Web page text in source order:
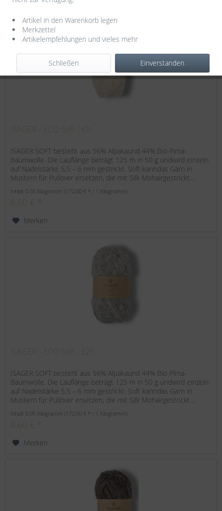
ISAGER SOFT besteht aus 56% Alpakaund 44% Bio-Pima-
Baumwolle. Die Lauflänge beträgt 125 m in 50 g undwird einzeln
auf Nadelstärke 5,5 – 6 mm gestrickt. Soft kanndas Garn in
Mustern für Pullover ersetzen, die mit Silk Mohairgestrickt...
Inhalt 0.05 Kilogramm(172,00 € * / 1 Kilogramm)
Merken
ISAGER SOFT besteht aus 56% Alpakaund 44% Bio-Pima-
Baumwolle. Die Lauflänge beträgt 125 m in 50 g undwird einzeln
auf Nadelstärke 5,5 – 6 mm gestrickt. Soft kanndas Garn in
Mustern für Pullover ersetzen, die mit Silk Mohairgestrickt...
Inhalt 0.05 Kilogramm(172,00 € * / 1 Kilogramm)
Merken
Artikel in den Warenkorb legen
Merkzettel
Artikelempfehlungen und vieles mehr
Einverstanden
Schließen